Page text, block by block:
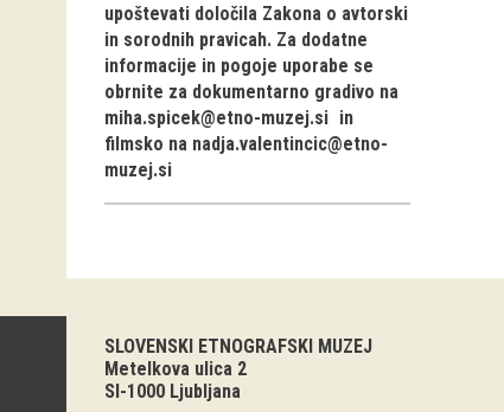
upoštevati določila Zakona o avtorski
in sorodnih pravicah. Za dodatne
informacije in pogoje uporabe se
obrnite za dokumentarno gradivo na
miha.spicek@etno-muzej.si in
filmsko na nadja.valentincic@etno-
muzej.si
SLOVENSKI ETNOGRAFSKI MUZEJ
Metelkova ulica 2
SI-1000 Ljubljana